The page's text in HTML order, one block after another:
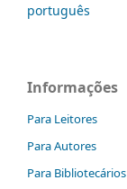
português
Informações
Para Leitores
Para Autores
Para Bibliotecários